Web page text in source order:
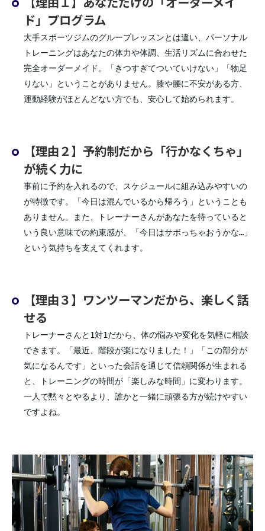
ド」プログラム
大手スポーツジムのグループレッスンとは違い、パーソナル
トレーニングはあなたの体力や体調、生活リズムに合わせた
完全オーダーメイド。「きつすぎてついていけない」「物足
りない」ということがありません。膝や腰に不安がある方、
運動経験がほとんどない方でも、安心して始められます。
【理由２】予約制だから「行かなくちゃ」
が続く力に
事前に予約を入れるので、スケジュールに組み込みやすいの
が特徴です。「今日は混んでいるから帰ろう」ということも
ありません。また、トレーナーさんがあなたを待っていると
いう良い意味での約束感が、「今日はサボっちゃおうかな…」
という気持ちを支えてくれます。
【理由３】ワンツーマンだから、楽しく話
せる
トレーナーさんと1対1だから、体の悩みや変化を気軽に相談
できます。「最近、階段が楽になりました！」「この部分が
気になるんです」といった会話を通じて信頼関係が生まれる
と、トレーニングの時間が「楽しみな時間」に変わります。
一人で黙々とやるより、誰かと一緒に頑張る方が続けやすい
ですよね。